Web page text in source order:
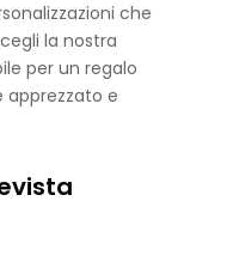
che
la nostra
per un regalo
apprezzato e